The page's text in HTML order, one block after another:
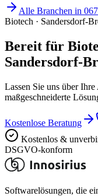
Alle Branchen in
Biotech · Sandersdorf-
Bereit für
Sandersdorf-
Lassen Sie uns über
maßgeschneiderte
Kostenlose Beratung
Kostenlos &
DSGVO-konform
Softwarelösungen, die